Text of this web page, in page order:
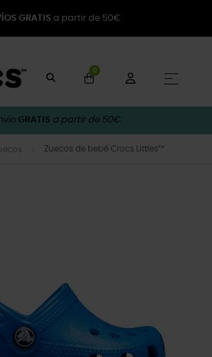
GRATIS a partir de 50€
0
☰
GRATIS a partir de 50€.
Zuecos de bebé Crocs Littles™